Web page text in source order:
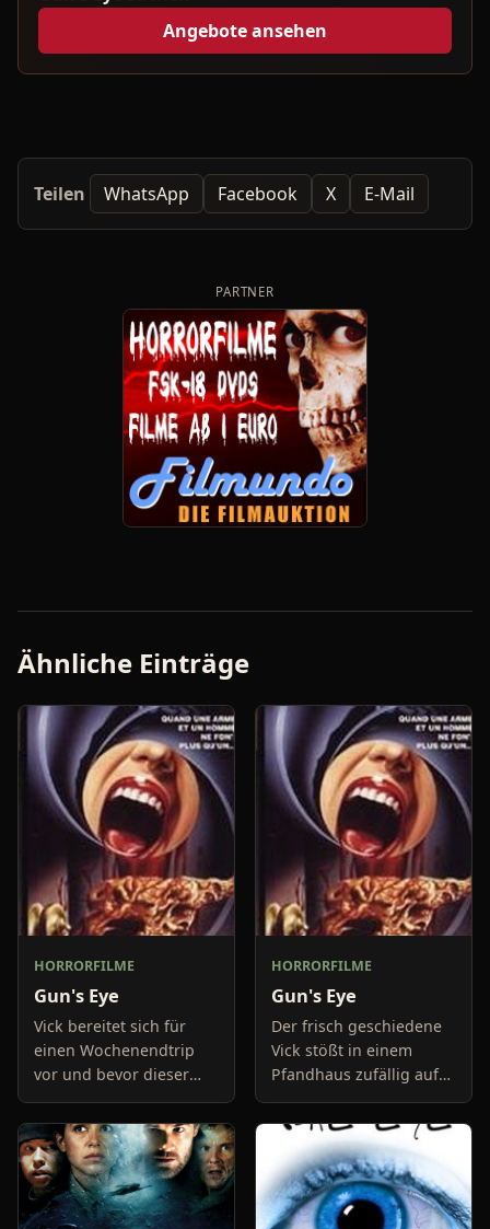
Angebote ansehen
Teilen WhatsApp Facebook X E-Mail
PARTNER
Ähnliche Einträge
HORRORFILME
Gun's Eye
Vick bereitet sich für
einen Wochenendtrip
vor und bevor dieser
startet möchte er noch
seinen Ehering beim
Pfandleiher gegen Bares
eintauschen. Nach
seiner T
HORRORFILME
Gun's Eye
Der frisch geschiedene
Vick stößt in einem
Pfandhaus zufällig auf
eine alte deutsche
Luger- Pistole. Auf
merkwürdige Art und
Weise ist er direkt
fasziniert